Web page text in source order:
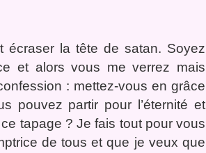
écraser la tête de satan. Soyez
et alors vous me verrez mais
: mettez-vous en grâce
pouvez partir pour l’éternité et
tapage ? Je fais tout pour vous
de tous et que je veux que